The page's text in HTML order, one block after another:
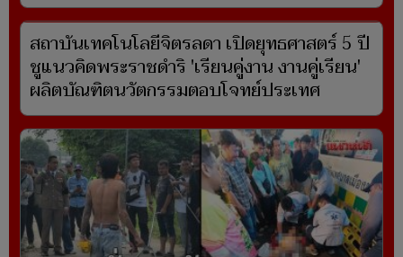
สถาบันเทคโนโลยีจิตรลดา เปิดยุทธศาสตร์ 5 ปี
ชูแนวคิดพระราชดำริ 'เรียนคู่งาน งานคู่เรียน'
ผลิตบัณฑิตนวัตกรรมตอบโจทย์ประเทศ